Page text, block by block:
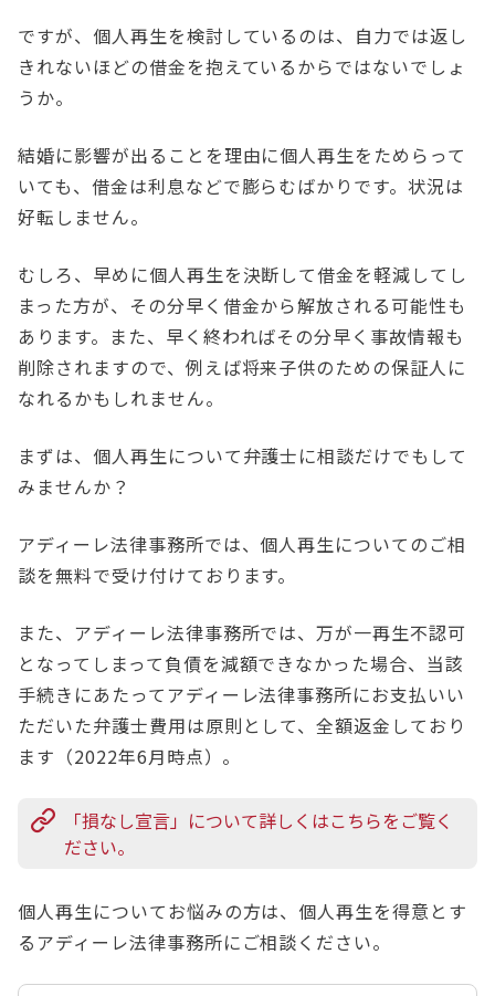
ですが、個人再生を検討しているのは、自力では返し
きれないほどの借金を抱えているからではないでしょ
うか。
結婚に影響が出ることを理由に個人再生をためらって
いても、借金は利息などで膨らむばかりです。状況は
好転しません。
むしろ、早めに個人再生を決断して借金を軽減してし
まった方が、その分早く借金から解放される可能性も
あります。また、早く終わればその分早く事故情報も
削除されますので、例えば将来子供のための保証人に
なれるかもしれません。
まずは、個人再生について弁護士に相談だけでもして
みませんか？
アディーレ法律事務所では、個人再生についてのご相
談を無料で受け付けております。
また、アディーレ法律事務所では、万が一再生不認可
となってしまって負債を減額できなかった場合、当該
手続きにあたってアディーレ法律事務所にお支払いい
ただいた弁護士費用は原則として、全額返金しており
ます（2022年6月時点）。
「損なし宣言」について詳しくはこちらをご覧く
ださい。
個人再生についてお悩みの方は、個人再生を得意とす
るアディーレ法律事務所にご相談ください。